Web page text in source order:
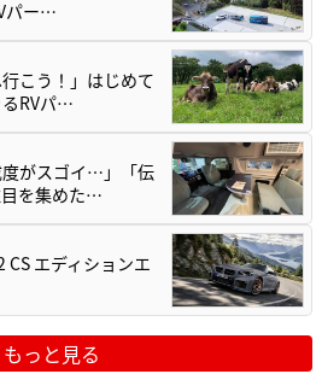
パー…
こう！」はじめて
RVパ…
度がスゴイ…」「伝
を集めた…
CS エディションエ
もっと見る